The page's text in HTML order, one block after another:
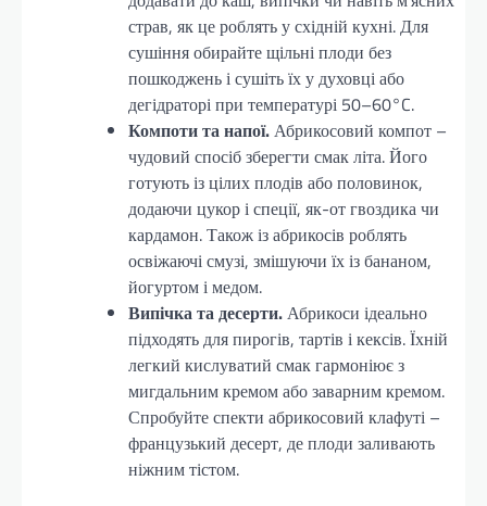
страв, як це роблять у східній кухні. Для
сушіння обирайте щільні плоди без
пошкоджень і сушіть їх у духовці або
дегідраторі при температурі 50–60°C.
Компоти та напої.Абрикосовий компот –
чудовий спосіб зберегти смак літа. Його
готують із цілих плодів або половинок,
додаючи цукор і спеції, як-от гвоздика чи
кардамон. Також із абрикосів роблять
освіжаючі смузі, змішуючи їх із бананом,
йогуртом і медом.
Випічка та десерти.Абрикоси ідеально
підходять для пирогів, тартів і кексів. Їхній
легкий кислуватий смак гармоніює з
мигдальним кремом або заварним кремом.
Спробуйте спекти абрикосовий клафуті –
французький десерт, де плоди заливають
ніжним тістом.